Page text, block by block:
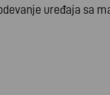
uređaja sa